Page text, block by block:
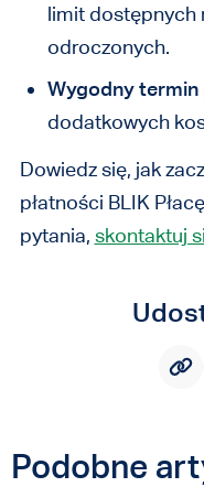
limit dostępnych
odroczonych.
Wygodny
dodatkowych
Dowiedz się, jak
płatności BLIK
pytania, skontaktuj
Podobne